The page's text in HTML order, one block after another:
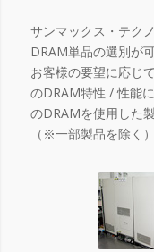
サンマックス・テク
DRAM単品の選別が可
お客様の要望に応じ
のDRAM特性 / 性能
のDRAMを使用した
（※一部製品を除く）